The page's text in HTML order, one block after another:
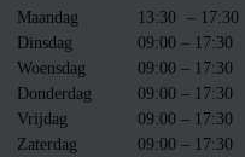
Maandag 13:30 – 17:30
Dinsdag
09:00 – 17:30
Woensdag
09:00 – 17:30
Donderdag
09:00 – 17:30
Vrijdag
09:00 – 17:30
Zaterdag
09:00 – 17:30